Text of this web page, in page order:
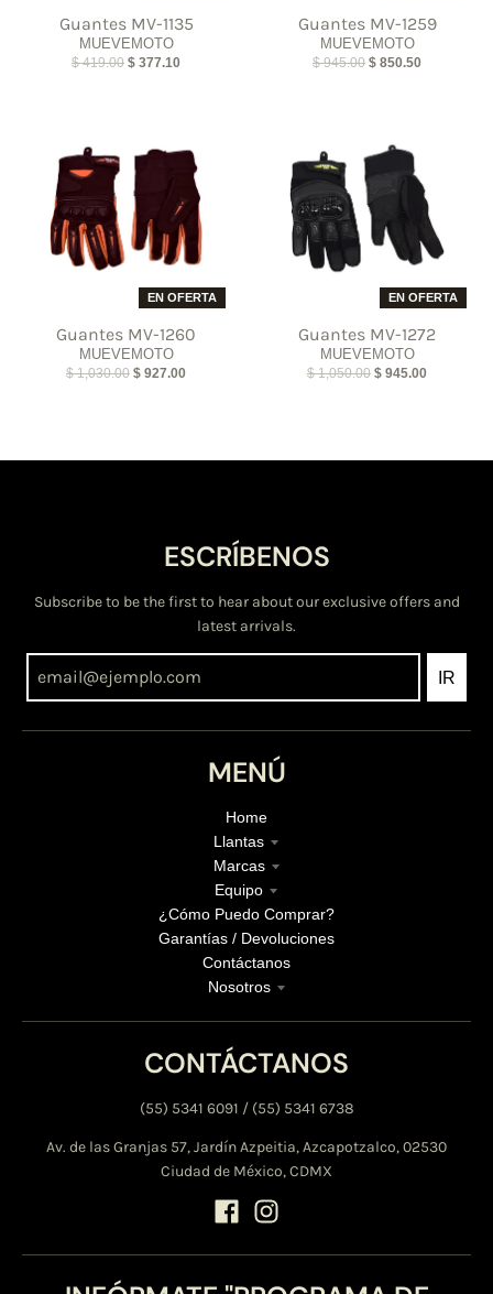
Guantes MV-1135
MUEVEMOTO
$ 419.00 $ 377.10
Guantes MV-1259
MUEVEMOTO
$ 945.00 $ 850.50
EN OFERTA
Guantes MV-1260
MUEVEMOTO
$ 1,030.00 $ 927.00
EN OFERTA
Guantes MV-1272
MUEVEMOTO
$ 1,050.00 $ 945.00
ESCRÍBENOS
Subscribe to be the first to hear about our exclusive offers and
latest arrivals.
IR
MENÚ
Home
Llantas
Marcas
Equipo
¿Cómo Puedo Comprar?
Garantías / Devoluciones
Contáctanos
Nosotros
CONTÁCTANOS
(55) 5341 6091 / (55) 5341 6738
Av. de las Granjas 57, Jardín Azpeitia, Azcapotzalco, 02530
Ciudad de México, CDMX